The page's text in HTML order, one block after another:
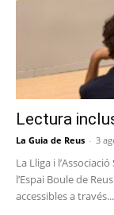
Lectura
La Guia de Reus - 3
La Lliga i
l’Espai Boule de
accessibles a través...